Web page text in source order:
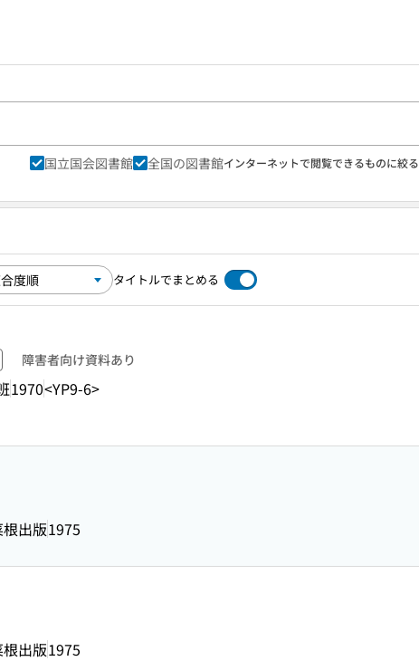
国立国会図書館 全国の図書館インターネットで閲覧できるものに絞る
タイトルでまとめる
障害者向け資料あり
1970<YP9-6>
根出版1975
根出版1975